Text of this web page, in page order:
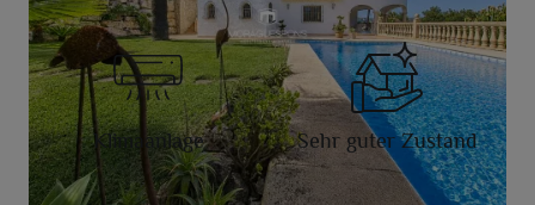
Klimaanlage Sehr guter Zustand